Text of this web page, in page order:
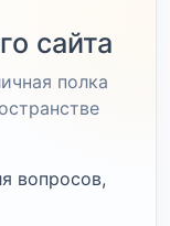
сайта
полка
вопросов,